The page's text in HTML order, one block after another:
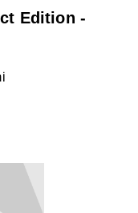
Edition -